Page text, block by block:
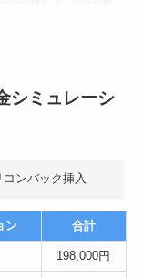
シミュレーシ
コンバック挿入
ン 合計
198,000円